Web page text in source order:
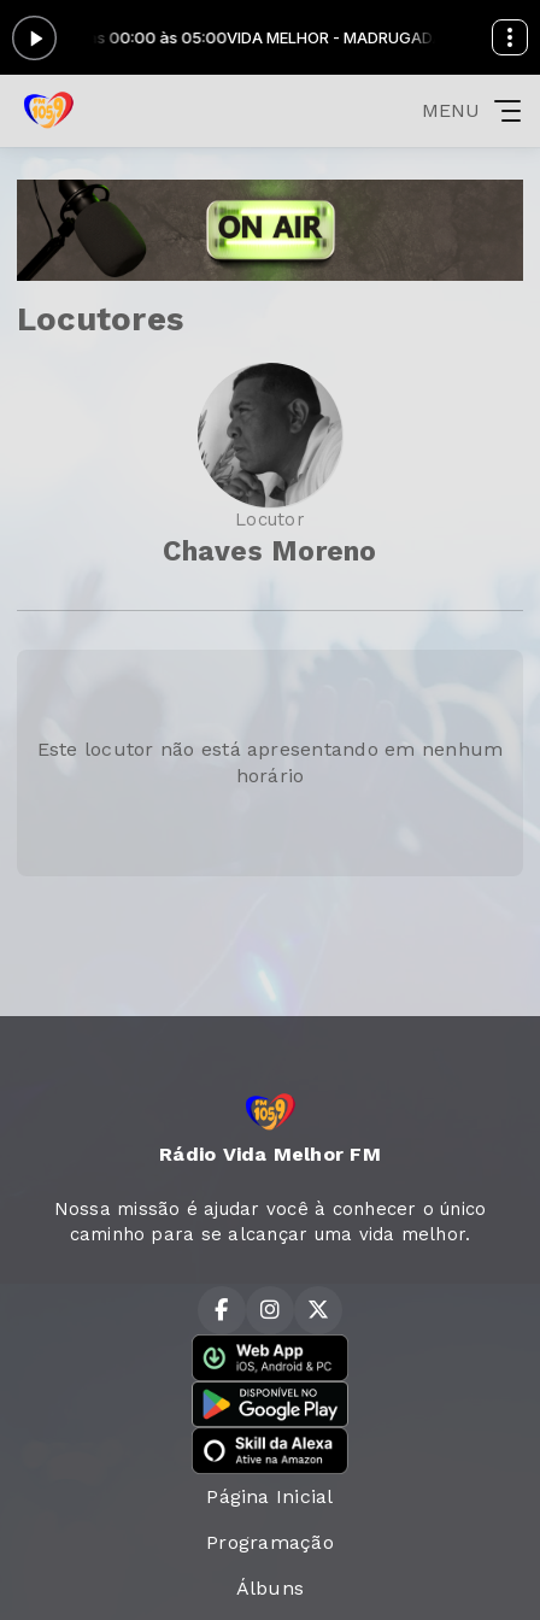
das 00:00 às 05:00VIDA MELHOR - MADRUGADA das 00:00
MENU
Locutores
Locutor
Chaves Moreno
Este locutor não está apresentando em nenhum
horário
Rádio Vida Melhor FM
Nossa missão é ajudar você à conhecer o único
caminho para se alcançar uma vida melhor.
Página Inicial
Programação
Álbuns